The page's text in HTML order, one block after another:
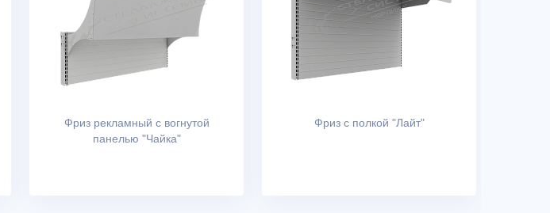
Фриз рекламный с вогнутой
панелью "Чайка"
Фриз с полкой "Лайт"